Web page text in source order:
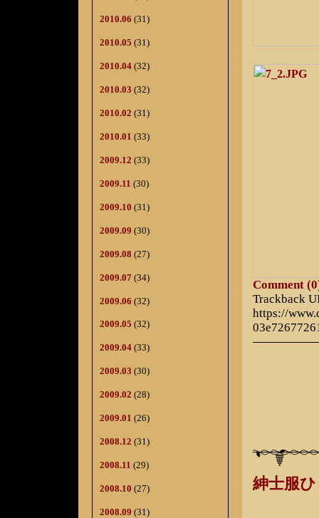
2010.06 (31)
2010.05 (31)
2010.04 (32)
2010.03 (32)
2010.02 (31)
2010.01 (33)
2009.12 (33)
2009.11 (30)
2009.10 (31)
2009.09 (30)
2009.08 (27)
2009.07 (34)
2009.06 (32)
2009.05 (32)
2009.04 (33)
2009.03 (30)
2009.02 (28)
2009.01 (26)
2008.12 (31)
2008.11 (29)
2008.10 (27)
2008.09 (31)
Comment
Trackback
https://
紳士服